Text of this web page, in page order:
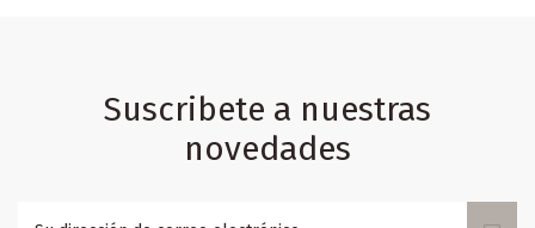
Suscribete a nuestras
novedades